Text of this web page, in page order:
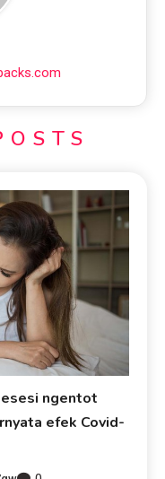
ngentot
efek Covid-